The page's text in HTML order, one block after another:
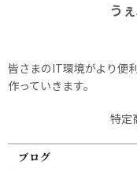
う
皆さまのIT環境がより便
作っていきます。
特定
ブログ